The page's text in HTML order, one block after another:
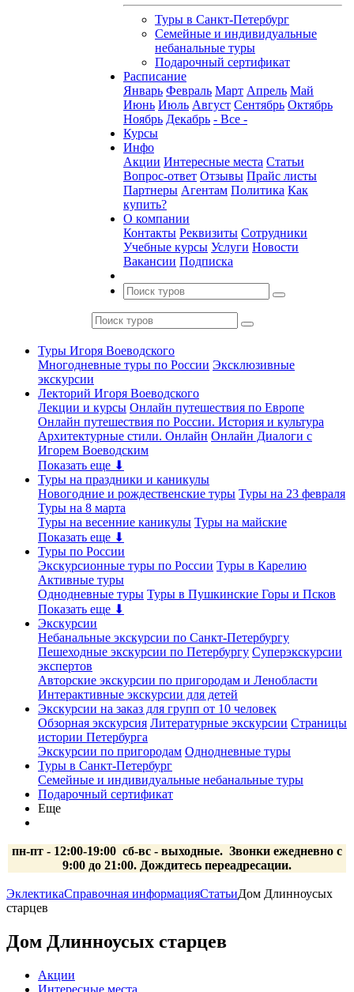
Туры в Санкт-Петербург
Семейные и индивидуальные
небанальные туры
Подарочный сертификат
Расписание
Январь Февраль Март Апрель Май
Июнь Июль Август Сентябрь Октябрь
Ноябрь Декабрь - Все -
Курсы
Инфо
Акции Интересные места Статьи
Вопрос-ответ Отзывы Прайс листы
Партнеры Агентам Политика Как
купить?
О компании
Контакты Реквизиты Сотрудники
Учебные курсы Услуги Новости
Вакансии Подписка
Туры Игоря Воеводского
Многодневные туры по России Эксклюзивные
экскурсии
Лекторий Игоря Воеводского
Лекции и курсы Онлайн путешествия по Европе
Онлайн путешествия по России. История и культура
Архитектурные стили. Онлайн Онлайн Диалоги с
Игорем Воеводским
Показать еще ⬇
Туры на праздники и каникулы
Новогодние и рождественские туры Туры на 23 февраля
Туры на 8 марта
Туры на весенние каникулы Туры на майские
Показать еще ⬇
Туры по России
Экскурсионные туры по России Туры в Карелию
Активные туры
Однодневные туры Туры в Пушкинские Горы и Псков
Показать еще ⬇
Экскурсии
Небанальные экскурсии по Санкт-Петербургу
Пешеходные экскурсии по Петербургу Суперэкскурсии
экспертов
Авторские экскурсии по пригородам и Ленобласти
Интерактивные экскурсии для детей
Экскурсии на заказ для групп от 10 человек
Обзорная экскурсия Литературные экскурсии Страницы
истории Петербурга
Экскурсии по пригородам Однодневные туры
Туры в Санкт-Петербург
Семейные и индивидуальные небанальные туры
Подарочный сертификат
Еще
пн-пт - 12:00-19:00 сб-вс - выходные. Звонки ежедневно с
9:00 до 21:00. Дождитесь переадресации.
ЭклектикаСправочная информацияСтатьиДом Длинноусых
старцев
Дом Длинноусых старцев
Акции
Интересные места